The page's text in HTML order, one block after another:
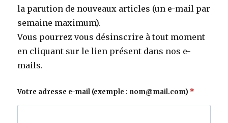
la parution de nouveaux articles (un e-mail par
semaine maximum).
Vous pourrez vous désinscrire à tout moment
en cliquant sur le lien présent dans nos e-
mails.
Votre adresse e-mail (exemple : nom@mail.com)